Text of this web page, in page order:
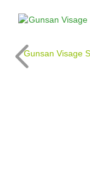
Gunsan Visage